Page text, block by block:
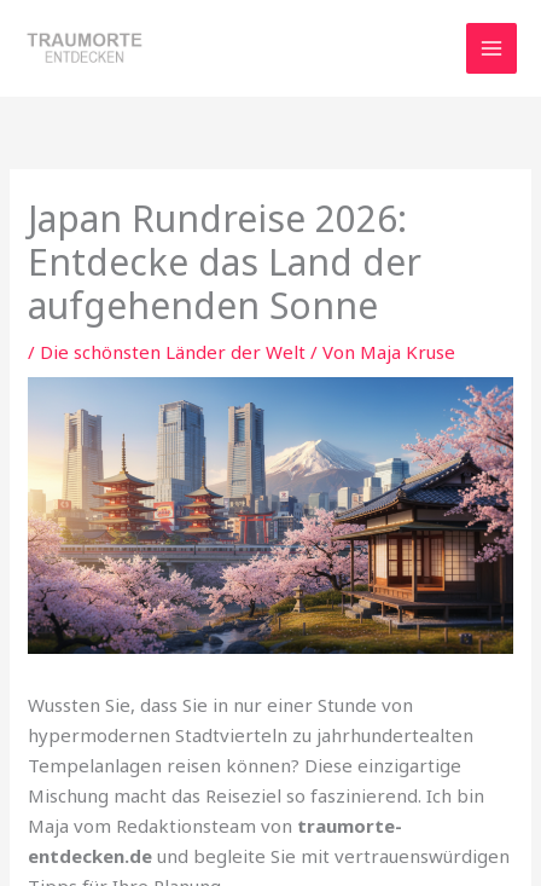
Inhalt
Japan Rundreise 2026:
Entdecke das Land der
aufgehenden Sonne
/ Die schönsten Länder der Welt / Von Maja Kruse
Wussten Sie, dass Sie in nur einer Stunde von
hypermodernen Stadtvierteln zu jahrhundertealten
Tempelanlagen reisen können? Diese einzigartige
Mischung macht das Reiseziel so faszinierend. Ich bin
Maja vom Redaktionsteam von traumorte-
entdecken.de und begleite Sie mit vertrauenswürdigen